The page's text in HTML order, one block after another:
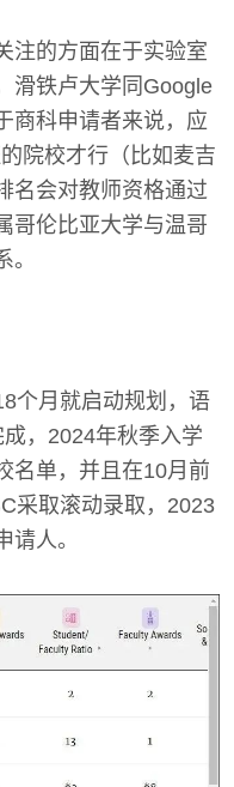
注的方面在于实验室
滑铁卢大学同Google
商科申请者来说，应
院校才行（比如麦吉
名会对教师资格通过
哥伦比亚大学与温哥
个月就启动规划，语
，2024年秋季入学
名单，并且在10月前
采取滚动录取，2023
人。